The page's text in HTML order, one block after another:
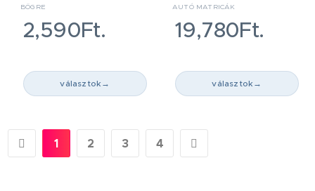
BÖGRE
2,590Ft.
választok →
AUTÓ MATRICÁK
19,780Ft.
választok →
1 2 3 4